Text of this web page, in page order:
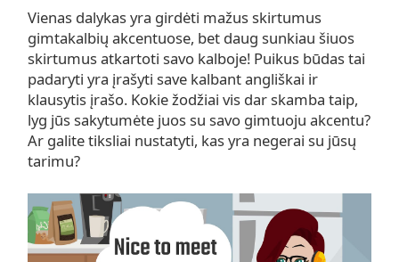
Vienas dalykas yra girdėti mažus skirtumus
gimtakalbių akcentuose, bet daug sunkiau šiuos
skirtumus atkartoti savo kalboje! Puikus būdas tai
padaryti yra įrašyti save kalbant angliškai ir
klausytis įrašo. Kokie žodžiai vis dar skamba taip,
lyg jūs sakytumėte juos su savo gimtuoju akcentu?
Ar galite tiksliai nustatyti, kas yra negerai su jūsų
tarimu?